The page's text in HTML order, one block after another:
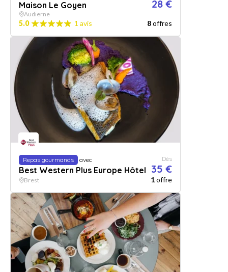
Maison Le Goyen 28 €
Audierne
5.0 1 avis 8offres
Repas gourmands avec
Best Western Plus Europe Hôtel
Dès
35 €
Brest 1offre